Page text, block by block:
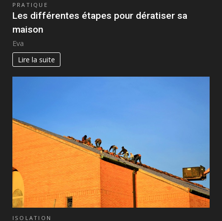
PRATIQUE
Les différentes étapes pour dératiser sa
maison
Eva
Lire la suite
ISOLATION